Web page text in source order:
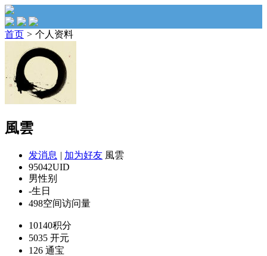
首页 > 个人资料
風雲
发消息 | 加为好友 風雲
95042UID
男性别
-生日
498空间访问量
10140积分
5035 开元
126 通宝